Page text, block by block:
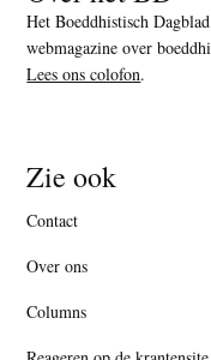
Het Boeddhistisch
webmagazine over
Lees ons colofon.
Zie ook
Contact
Over ons
Columns